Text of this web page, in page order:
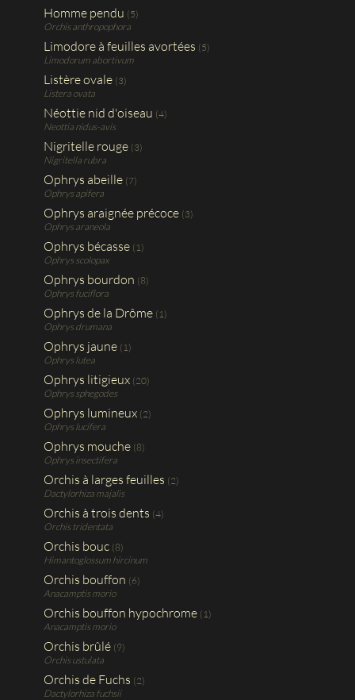
Homme pendu (5)
Orchis anthropophora
Limodore à feuilles avortées (5)
Limodorum abortivum
Listère ovale (3)
Listera ovata
Néottie nid d'oiseau (4)
Neottia nidus-avis
Nigritelle rouge (3)
Nigritella rubra
Ophrys abeille (7)
Ophrys apifera
Ophrys araignée précoce (3)
Ophrys araneola
Ophrys bécasse (1)
Ophrys scolopax
Ophrys bourdon (8)
Ophrys fuciflora
Ophrys de la Drôme (1)
Ophrys drumana
Ophrys jaune (1)
Ophrys lutea
Ophrys litigieux (20)
Ophrys sphegodes
Ophrys lumineux (2)
Ophrys lucifera
Ophrys mouche (8)
Ophrys insectifera
Orchis à larges feuilles (2)
Dactylorhiza majalis
Orchis à trois dents (4)
Orchis tridentata
Orchis bouc (8)
Himantoglossum hircinum
Orchis bouffon (6)
Anacamptis morio
Orchis bouffon hypochrome (1)
Anacamptis morio
Orchis brûlé (9)
Orchis ustulata
Orchis de Fuchs (2)
Dactylorhiza fuchsii